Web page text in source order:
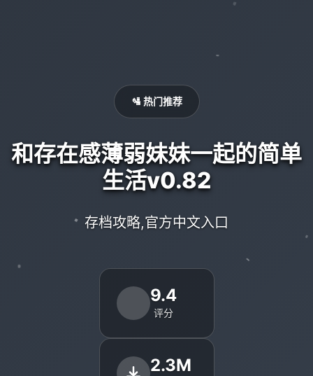
🛂 热门推荐
和存在感薄弱妹妹一起的简单
生活v0.82
存档攻略,官方中文入口
9.4
评分
2.3M